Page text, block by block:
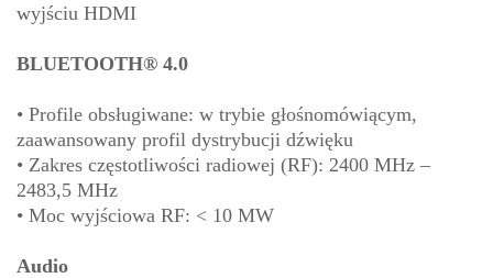
wyjściu HDMI
BLUETOOTH® 4.0
• Profile obsługiwane: w trybie głośnomówiącym,
zaawansowany profil dystrybucji dźwięku
• Zakres częstotliwości radiowej (RF): 2400 MHz –
2483,5 MHz
• Moc wyjściowa RF: < 10 MW
Audio